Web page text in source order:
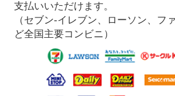
支払いいただけます。
（セブン-イレブン、ローソン、フ
ど全国主要コンビニ）